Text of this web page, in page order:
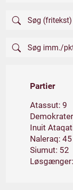
Partier
Atassut: 9
Inuit
Naleraq: 45
Siumut: 52